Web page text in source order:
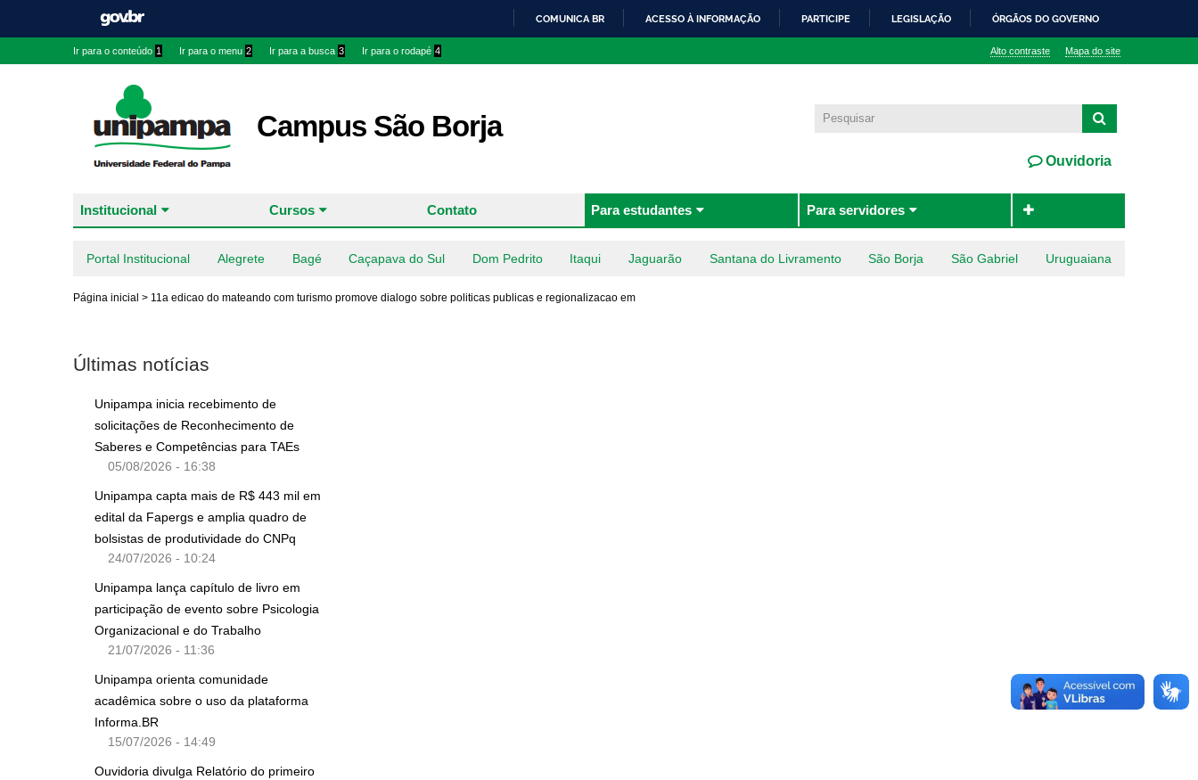
COMUNICA BR ACESSO À INFORMAÇÃO PARTICIPE LEGISLAÇÃO ÓRGÃOS DO GOVERNO
Ir para o conteúdo 1 Ir para o menu 2 Ir para a busca 3 Ir para o rodapé 4 Alto contraste Mapa do site
Campus São Borja
Ouvidoria
Institucional Cursos Contato Para estudantes Para servidores
Portal Institucional Alegrete Bagé Caçapava do Sul Dom Pedrito Itaqui Jaguarão Santana do Livramento São Borja São Gabriel Uruguaiana
Página inicial > 11a edicao do mateando com turismo promove dialogo sobre politicas publicas e regionalizacao em
Últimas notícias
Unipampa inicia recebimento de
solicitações de Reconhecimento de
Saberes e Competências para TAEs
05/08/2026 - 16:38
Unipampa capta mais de R$ 443 mil em
edital da Fapergs e amplia quadro de
bolsistas de produtividade do CNPq
24/07/2026 - 10:24
Unipampa lança capítulo de livro em
participação de evento sobre Psicologia
Organizacional e do Trabalho
21/07/2026 - 11:36
Unipampa orienta comunidade
acadêmica sobre o uso da plataforma
Informa.BR
15/07/2026 - 14:49
Ouvidoria divulga Relatório do primeiro